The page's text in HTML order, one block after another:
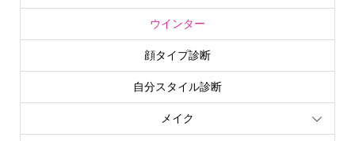
ウインター
顔タイプ診断
自分スタイル診断
メイク